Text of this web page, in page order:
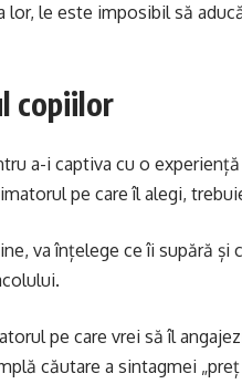
le este imposibil să
copiilor
a-i captiva cu o
pe care îl alegi,
va înțelege ce îi supără și
pe care vrei să îl
căutare a sintagmei „